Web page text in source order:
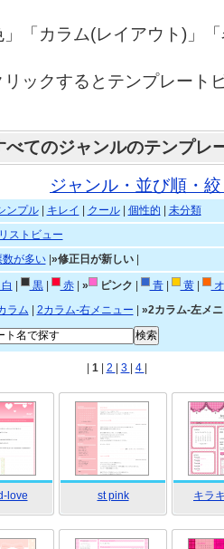
」「カラム(レイアウト)」
リックするとテンプレート
べてのジャンルのテンプレ
ジャンル・並び順・
ンプル| キレイ クール| 個性的
未分類
リストビュー
数が多い| »修正日が新しい|
黒| 赤| » ピンク 青| 黄|
ラム 2カラム-右メニュー
»2カラム-左メ
1 2 3 4
love st pink キラ